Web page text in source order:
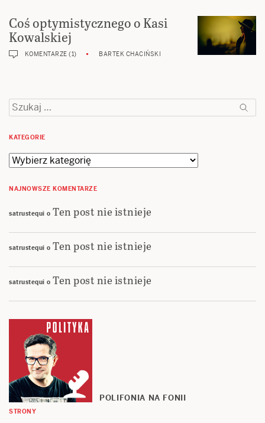
Coś optymistycznego o Kasi
Kowalskiej
KOMENTARZE (1) BARTEK CHACIŃSKI
Szukaj:
KATEGORIE
Kategorie
NAJNOWSZE KOMENTARZE
satrustequi o Ten post nie istnieje
satrustequi o Ten post nie istnieje
satrustequi o Ten post nie istnieje
POLIFONIA NA FONII
STRONY